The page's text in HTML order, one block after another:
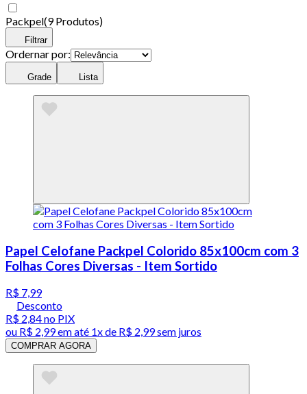
Packpel(9 Produtos)
Filtrar
Ordernar por:
Grade Lista
Papel Celofane Packpel Colorido 85x100cm com 3
Folhas Cores Diversas - Item Sortido
R$ 7,99
Desconto
R$ 2,84no PIX
ou R$ 2,99em até 1x de R$ 2,99sem juros
COMPRAR AGORA